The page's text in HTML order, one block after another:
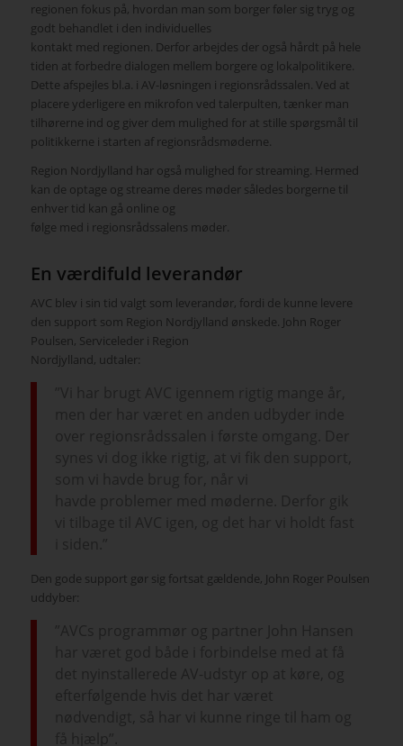
regionen fokus på, hvordan man som borger føler sig tryg og
godt behandlet i den individuelles
kontakt med regionen. Derfor arbejdes der også hårdt på hele
tiden at forbedre dialogen mellem borgere og lokalpolitikere.
Dette afspejles bl.a. i AV-løsningen i regionsrådssalen. Ved at
placere yderligere en mikrofon ved talerpulten, tænker man
tilhørerne ind og giver dem mulighed for at stille spørgsmål til
politikkerne i starten af regionsrådsmøderne.
Region Nordjylland har også mulighed for streaming. Hermed
kan de optage og streame deres møder således borgerne til
enhver tid kan gå online og
følge med i regionsrådssalens møder.
En værdifuld leverandør
AVC blev i sin tid valgt som leverandør, fordi de kunne levere
den support som Region Nordjylland ønskede. John Roger
Poulsen, Serviceleder i Region
Nordjylland, udtaler:
Den gode support gør sig fortsat gældende, John Roger Poulsen
uddyber: